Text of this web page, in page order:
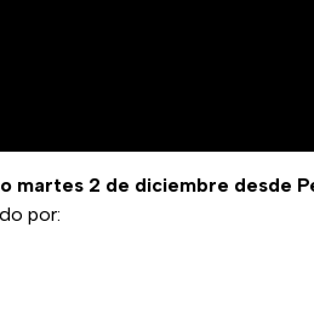
martes 2 de diciembre desde
por: